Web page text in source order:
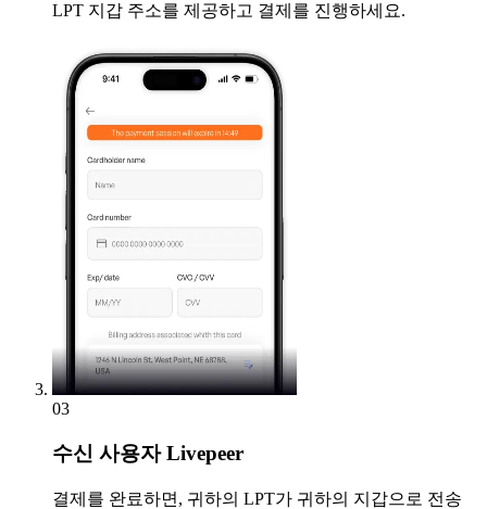
LPT 지갑 주소를 제공하고 결제를 진행하세요.
03
수신 사용자 Livepeer
결제를 완료하면, 귀하의 LPT가 귀하의 지갑으로 전송